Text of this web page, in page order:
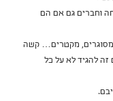
וחברים גם אם הם
מסוגרים, מקטרים… קשה
להגיד לא על כל